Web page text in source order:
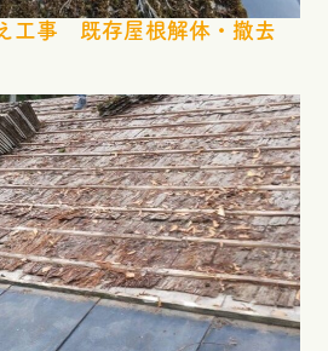
工事 既存屋根解体・撤去